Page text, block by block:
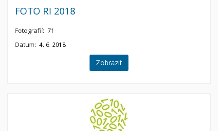
FOTO RI 2018
Fotografií: 71
Datum: 4. 6. 2018
Zobrazit